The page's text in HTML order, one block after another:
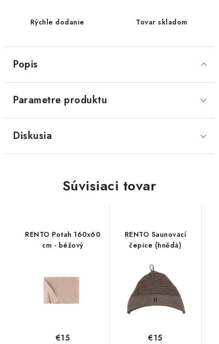
Rýchle dodanie Tovar skladom
Popis
Parametre produktu
Diskusia
Súvisiaci tovar
RENTO Potah 160x60
cm - béžový
€15
RENTO Saunovací
čepice (hnědá)
€15